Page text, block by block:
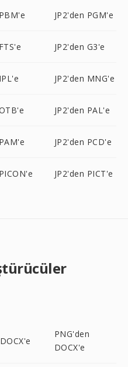
JP2'den PGM'e
JP2'den G3'e
JP2'den MNG'e
JP2'den PAL'e
JP2'den PCD'e
JP2'den PICT'e
PNG'den
DOCX'e